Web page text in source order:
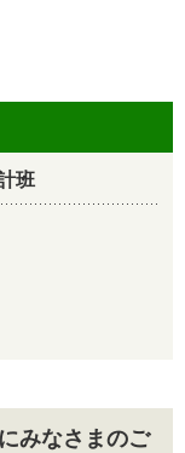
班
みなさまのご